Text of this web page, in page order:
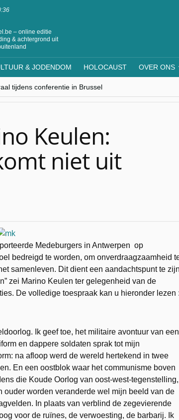
– online editie
& achtergrond uit
& JODENDOM HOLOCAUST OVER ONS
tijdens conferentie in Brussel
begrijpt”, Jinnih Beels (Vooruit)
Europa
Keulen:
niet uit
Medeburgers in Antwerpen op
bedreigd te worden, om onverdraagzaamheid
samenleven. Dit dient een aandachtspunt te
zei Marino Keulen ter gelegenheid van de
De volledige toespraak kan u hieronder lezen
Ik geef toe, het militaire avontuur van een
en dappere soldaten sprak tot mijn
na afloop werd de wereld hertekend in twee
En een oostblok waar het communisme boven
die Koude Oorlog van oost-west-tegenstelling,
ouder worden veranderde wel mijn beeld van de
In plaats van verblind de zegevierende
voor de ruïnes, de verwoesting, de barbarij. Ik